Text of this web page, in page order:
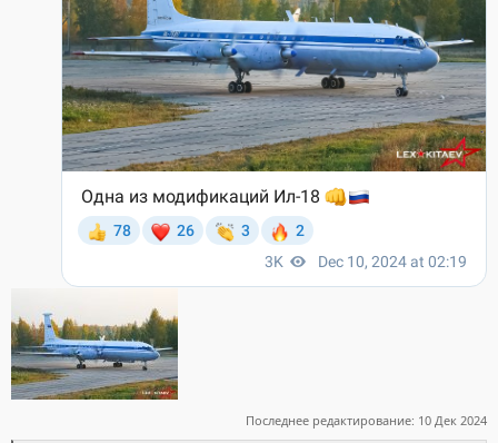
Последнее редактирование: 10 Дек 2024